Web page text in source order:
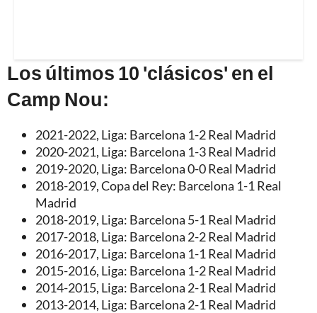
Los últimos 10 'clásicos' en el
Camp Nou:
2021-2022, Liga: Barcelona 1-2 Real Madrid
2020-2021, Liga: Barcelona 1-3 Real Madrid
2019-2020, Liga: Barcelona 0-0 Real Madrid
2018-2019, Copa del Rey: Barcelona 1-1 Real
Madrid
2018-2019, Liga: Barcelona 5-1 Real Madrid
2017-2018, Liga: Barcelona 2-2 Real Madrid
2016-2017, Liga: Barcelona 1-1 Real Madrid
2015-2016, Liga: Barcelona 1-2 Real Madrid
2014-2015, Liga: Barcelona 2-1 Real Madrid
2013-2014, Liga: Barcelona 2-1 Real Madrid